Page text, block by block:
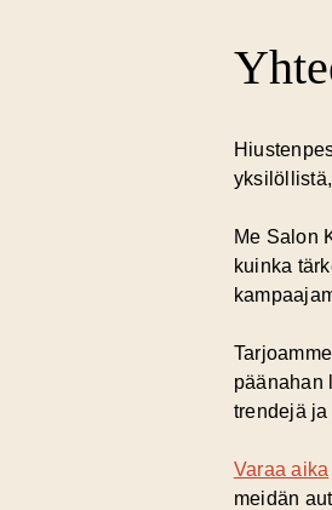
Me Salon
kuinka
päänahan
trendejä
Varaa aika
meidän